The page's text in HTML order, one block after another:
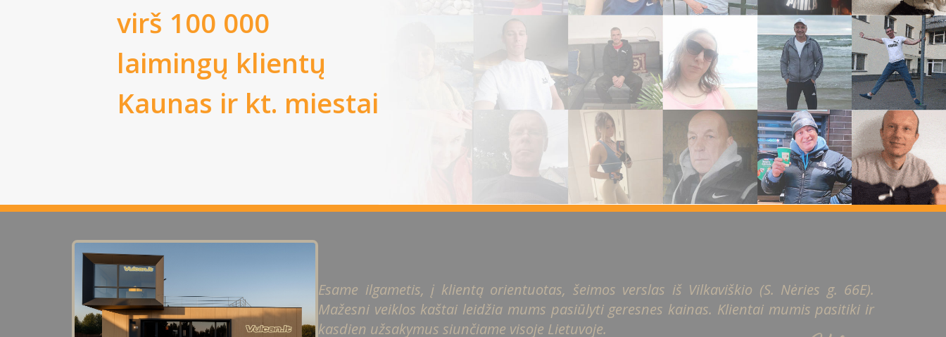
virš 100 000
laimingų klientų
Kaunas ir kt. miestai
Esame ilgametis, į klientą orientuotas, šeimos verslas iš Vilkaviškio (S. Nėries g. 66E).
Mažesni veiklos kaštai leidžia mums pasiūlyti geresnes kainas. Klientai mumis pasitiki ir
kasdien užsakymus siunčiame visoje Lietuvoje.